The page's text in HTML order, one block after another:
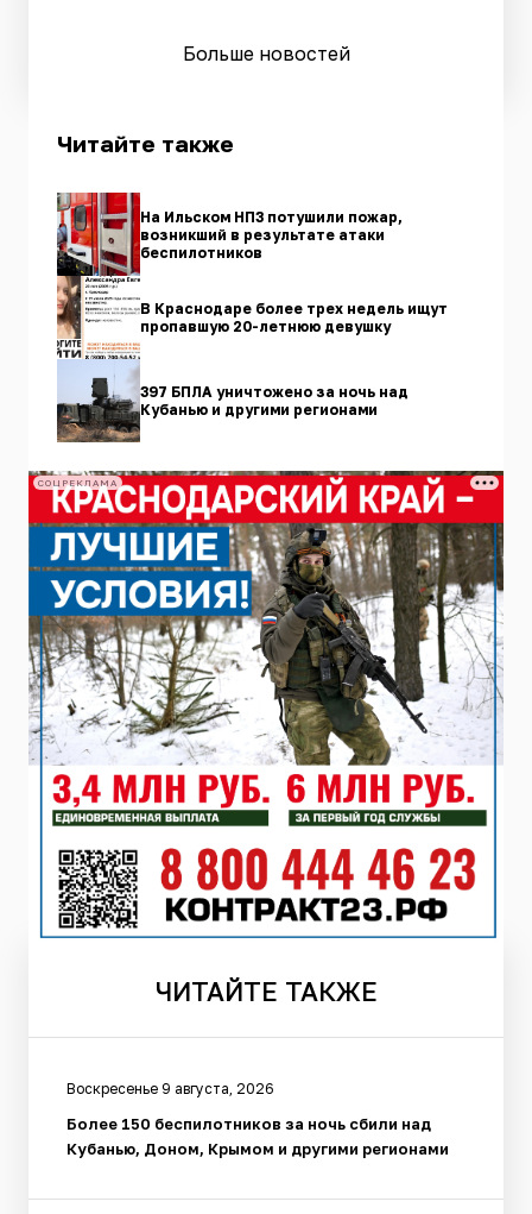
Больше новостей
Читайте также
На Ильском НПЗ потушили пожар,
возникший в результате атаки
беспилотников
В Краснодаре более трех недель ищут
пропавшую 20-летнюю девушку
397 БПЛА уничтожено за ночь над
Кубанью и другими регионами
СОЦРЕКЛАМА
ЧИТАЙТЕ ТАКЖЕ
Воскресенье 9 августа, 2026
Более 150 беспилотников за ночь сбили над
Кубанью, Доном, Крымом и другими регионами